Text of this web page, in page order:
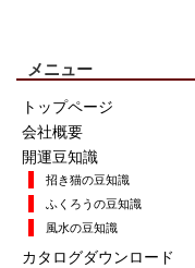
メニュー
トップページ
会社概要
開運豆知識
招き猫の豆知識
ふくろうの豆知識
風水の豆知識
カタログダウンロード